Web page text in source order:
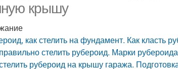
крышу
как стелить на фундамент. Как класть
стелить рубероид. Марки рубероида
рубероид на крышу гаража.